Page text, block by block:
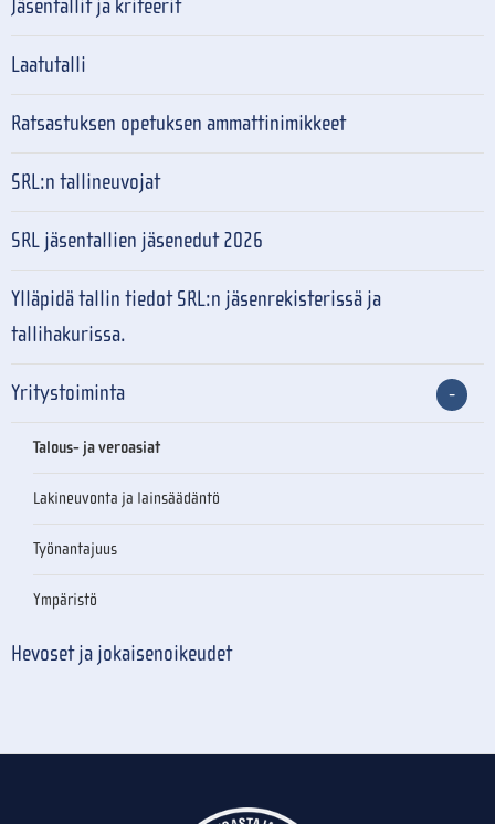
Jäsentallit ja kriteerit
Laatutalli
Ratsastuksen opetuksen ammattinimikkeet
SRL:n tallineuvojat
SRL jäsentallien jäsenedut 2026
Ylläpidä tallin tiedot SRL:n jäsenrekisterissä ja
tallihakurissa.
Yritystoiminta
Talous- ja veroasiat
Lakineuvonta ja lainsäädäntö
Työnantajuus
Ympäristö
Hevoset ja jokaisenoikeudet